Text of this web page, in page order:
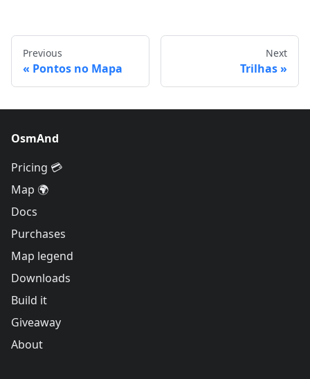
Previous
Pontos no Mapa
Next
Trilhas
OsmAnd
Pricing 💳
Map 🌍
Docs
Purchases
Map legend
Downloads
Build it
Giveaway
About